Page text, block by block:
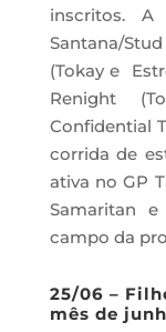
inscritos.
Santana/
(Tokay e
Renight
Confidential
corrida de
ativa no GP
Samaritan
campo da
25/06 –
mês de